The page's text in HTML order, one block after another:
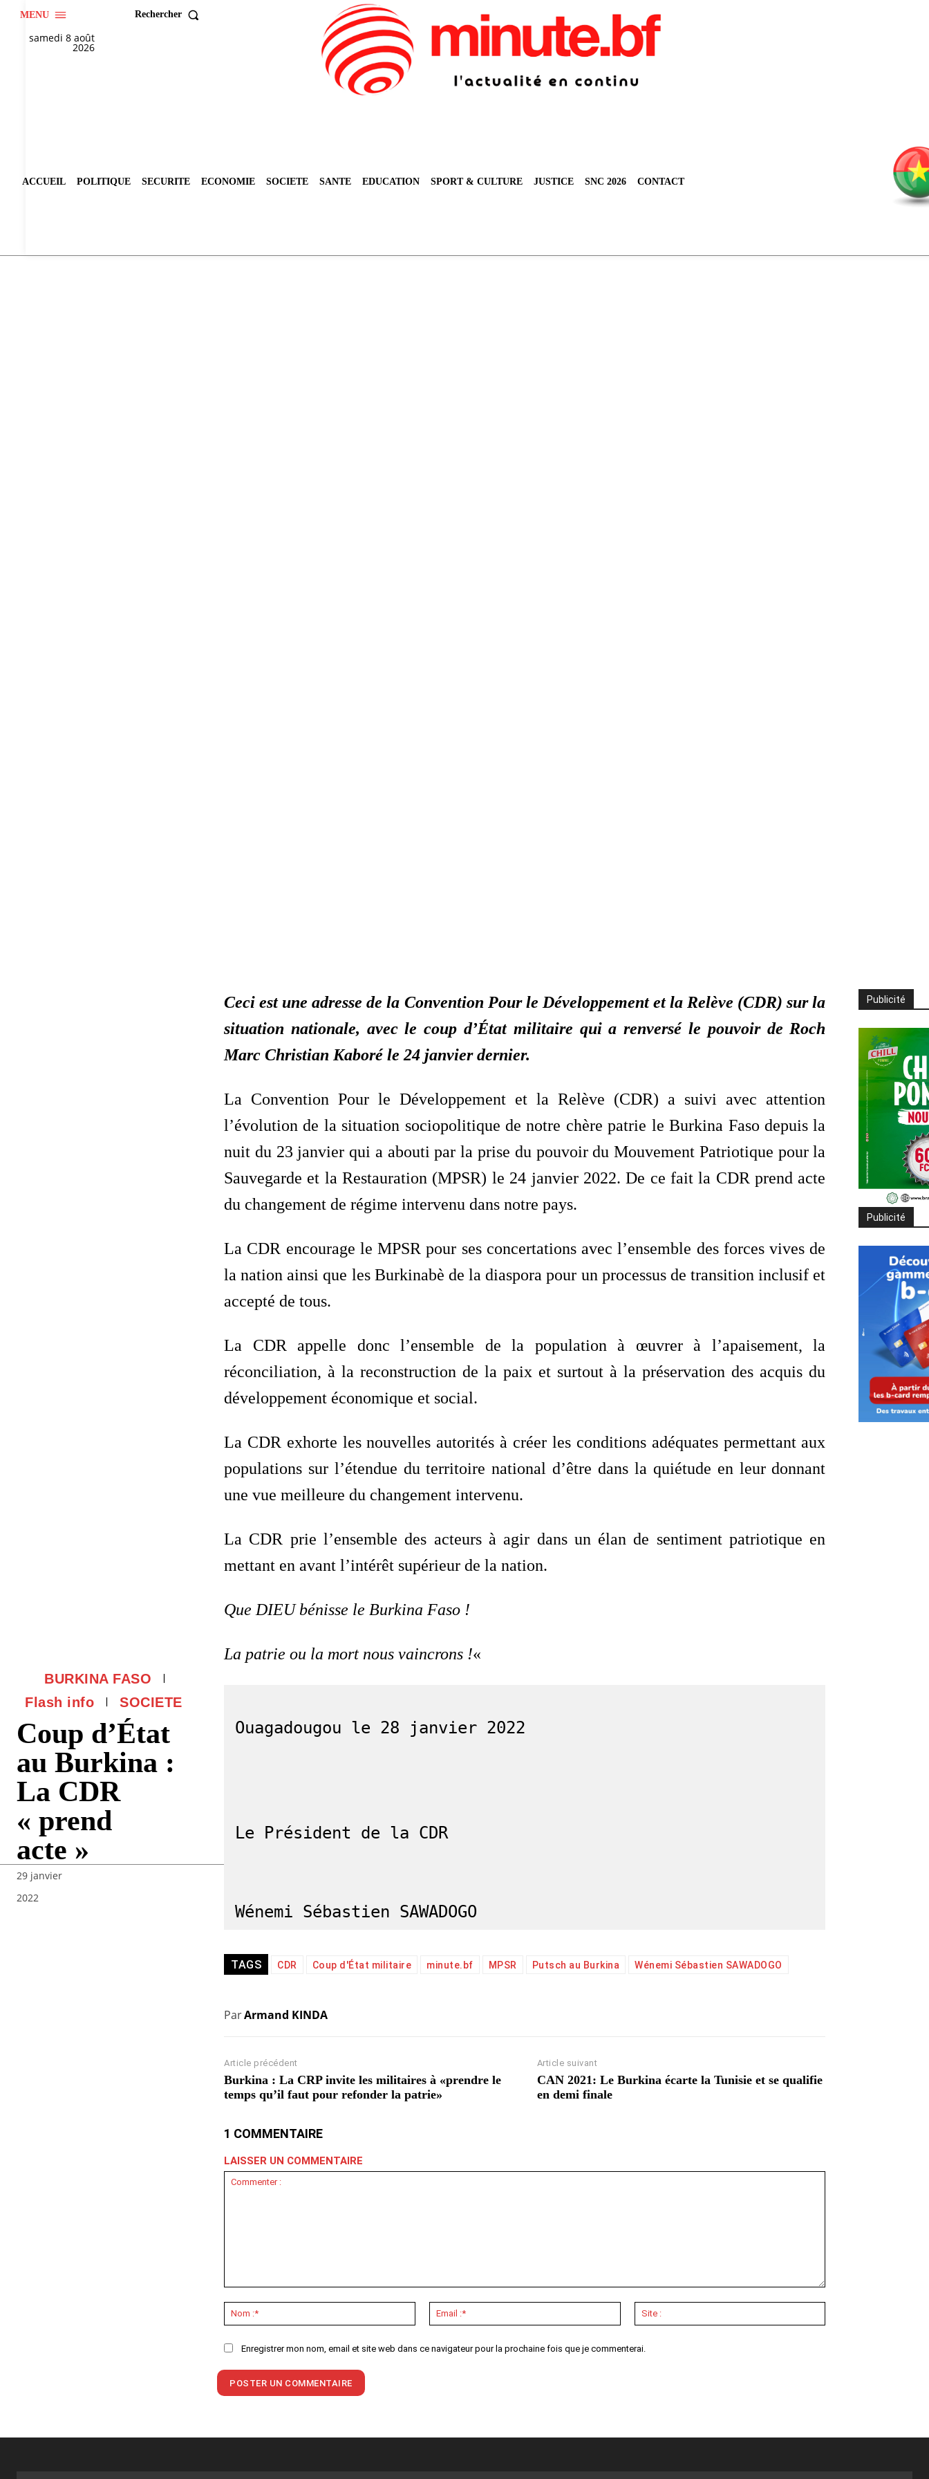
MENU Rechercher
samedi 8 août
2026
ACCUEIL POLITIQUE SECURITE ECONOMIE SOCIETE SANTE EDUCATION SPORT & CULTURE JUSTICE SNC 2026 CONTACT
BURKINA FASO
Flash info
SOCIETE
Coup d’État
au Burkina :
La CDR
« prend
acte »
29 janvier
2022
Ceci est une adresse de la Convention Pour le Développement et la Relève (CDR) sur la
situation nationale, avec le coup d’État militaire qui a renversé le pouvoir de Roch
Marc Christian Kaboré le 24 janvier dernier.
La Convention Pour le Développement et la Relève (CDR) a suivi avec attention
l’évolution de la situation sociopolitique de notre chère patrie le Burkina Faso depuis la
nuit du 23 janvier qui a abouti par la prise du pouvoir du Mouvement Patriotique pour la
Sauvegarde et la Restauration (MPSR) le 24 janvier 2022. De ce fait la CDR prend acte
du changement de régime intervenu dans notre pays.
La CDR encourage le MPSR pour ses concertations avec l’ensemble des forces vives de
la nation ainsi que les Burkinabè de la diaspora pour un processus de transition inclusif et
accepté de tous.
La CDR appelle donc l’ensemble de la population à œuvrer à l’apaisement, la
réconciliation, à la reconstruction de la paix et surtout à la préservation des acquis du
développement économique et social.
La CDR exhorte les nouvelles autorités à créer les conditions adéquates permettant aux
populations sur l’étendue du territoire national d’être dans la quiétude en leur donnant
une vue meilleure du changement intervenu.
La CDR prie l’ensemble des acteurs à agir dans un élan de sentiment patriotique en
mettant en avant l’intérêt supérieur de la nation.
Que DIEU bénisse le Burkina Faso !
La patrie ou la mort nous vaincrons !«
Ouagadougou le 28 janvier 2022
Le Président de la CDR
Wénemi Sébastien SAWADOGO
TAGS CDR Coup d'État militaire minute.bf MPSR Putsch au Burkina Wénemi Sébastien SAWADOGO
ParArmand KINDA
Article précédent
Burkina : La CRP invite les militaires à «prendre le
temps qu’il faut pour refonder la patrie»
Article suivant
CAN 2021: Le Burkina écarte la Tunisie et se qualifie
en demi finale
1 COMMENTAIRE
LAISSER UN COMMENTAIRE
:*
Email
:*
:
Enregistrer mon nom, email et site web dans ce navigateur pour la prochaine fois que je commenterai.
Publicité
Publicité